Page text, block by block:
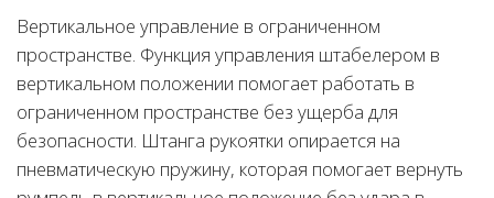
Вертикальное управление в ограниченном
пространстве. Функция управления штабелером в
вертикальном положении помогает работать в
ограниченном пространстве без ущерба для
безопасности. Штанга рукоятки опирается на
пневматическую пружину, которая помогает вернуть